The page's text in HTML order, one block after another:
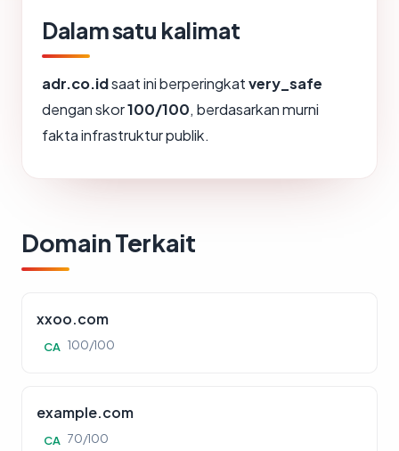
Dalam satu kalimat
adr.co.idsaat ini berperingkatvery_safe
dengan skor100/100, berdasarkan murni
fakta infrastruktur publik.
Domain Terkait
xxoo.com
CA 100/100
example.com
CA 70/100